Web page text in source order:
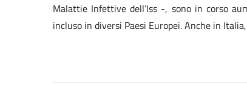
Malattie Infettive dell’Iss -, sono in corso
incluso in diversi Paesi Europei. Anche in